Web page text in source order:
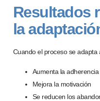
Resultados
la
Cuando el proceso se adapta
Aumenta la adherencia
Mejora la motivación
Se reducen los